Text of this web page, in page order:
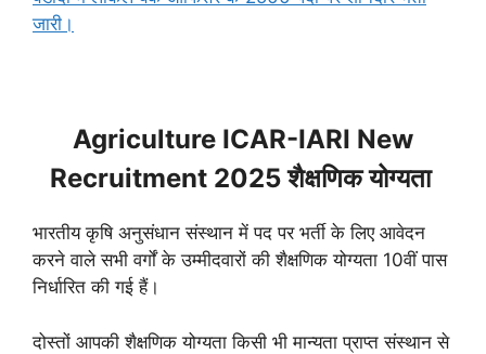
जारी।
Agriculture ICAR-IARI New
Recruitment 2025 शैक्षणिक योग्यता
भारतीय कृषि अनुसंधान संस्थान में पद पर भर्ती के लिए आवेदन
करने वाले सभी वर्गों के उम्मीदवारों की शैक्षणिक योग्यता 10वीं पास
निर्धारित की गई हैं।
दोस्तों आपकी शैक्षणिक योग्यता किसी भी मान्यता प्राप्त संस्थान से